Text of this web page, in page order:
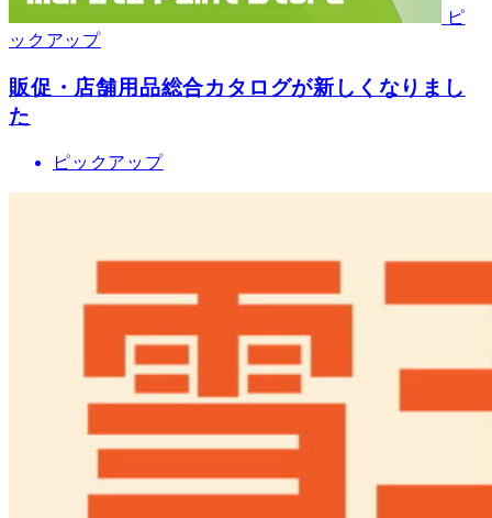
ピ
ックアップ
販促・店舗用品総合カタログが新しくなりまし
た
ピックアップ